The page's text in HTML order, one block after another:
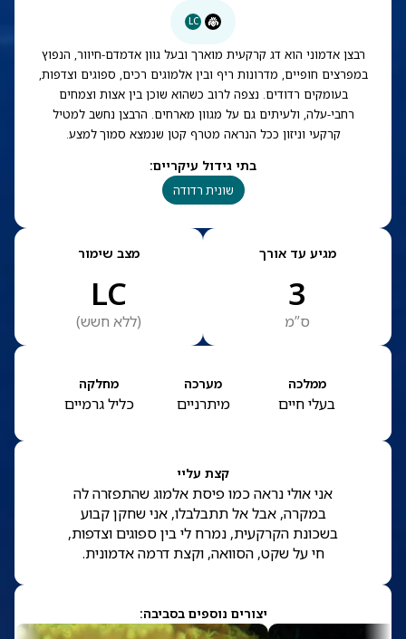
LC
רבצן אדמוני הוא דג קרקעית מוארך ובעל גוון אדמדם-חיוור, הנפוץ
במפרצים חופיים, מדרונות ריף ובין אלמוגים רכים, ספוגים וצדפות,
בעומקים רדודים. נצפה לרוב כשהוא שוכן בין אצות וצמחים
רחבי-עלה, ולעיתים גם על מגוון מארחים. הרבצן נחשב למטיל
קרקעי וניזון ככל הנראה מטרף קטן שנמצא סמוך למצע.
בתי גידול עיקריים:
שונית רדודה
מגיע עד אורך
3
ס”מ
מצב שימור
LC
(ללא חשש)
ממלכה
בעלי חיים
מערכה
מיתרניים
מחלקה
כליל גרמיים
קצת עליי
אני אולי נראה כמו פיסת אלמוג שהתפזרה לה
במקרה, אבל אל תתבלבלו, אני שחקן קבוע
בשכונת הקרקעית, נמרח לי בין ספוגים וצדפות,
חי על שקט, הסוואה, וקצת דרמה אדמונית.
יצורים נוספים בסביבה: